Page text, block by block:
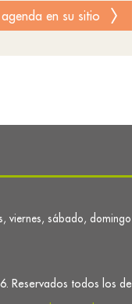
agenda en su sitio
viernes, sábado,
Reservados todos los